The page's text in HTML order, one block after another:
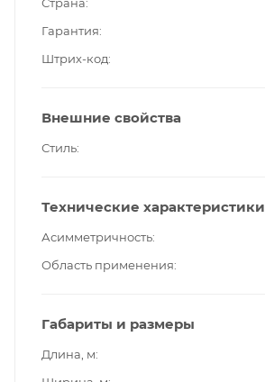
Гарантия
Штрих-код
Внешние свойства
Стиль
Технические характеристики
Асимметричность
Область применения
Габариты и размеры
Длина, м